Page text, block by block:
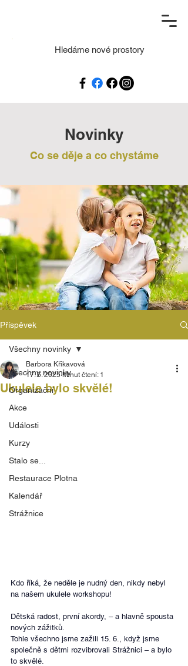
Hledáme nové prostory
Novinky
Co se děje a co chystáme
Příspěvek
Všechny novinky
Organizační
Akce
Události
Kurzy
Stalo se...
Restaurace Plotna
Kalendář
Strážnice
Všechny novinky
Ukulele bylo skvělé!
Barbora Křikavová
17. 6. 2025 Minut čtení: 1
Kdo říká, že neděle je nudný den, nikdy nebyl
na našem ukulele workshopu!
Dětská radost, první akordy, – a hlavně spousta
nových zážitků.
Tohle všechno jsme zažili 15. 6., když jsme
společně s dětmi rozvibrovali Strážnici – a bylo
to skvělé.